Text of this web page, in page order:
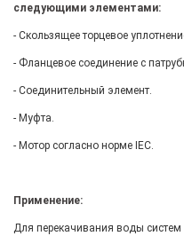
следующими элементами:
- Скользящее торцевое
- Фланцевое соединение с
- Соединительный элемент.
- Муфта.
- Мотор согласно норме IEC.
Применение:
Для перекачивания воды систем